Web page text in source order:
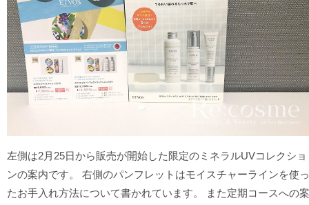
左側は2月25日から販売が開始した限定のミネラルUVコレクショ
ンの案内です。 右側のパンフレットはモイスチャーラインを使っ
たお手入れ方法について書かれています。 また定期コースへの案